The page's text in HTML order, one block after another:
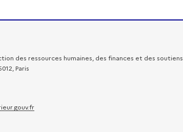
des ressources humaines, des finances et des soutiens
Paris